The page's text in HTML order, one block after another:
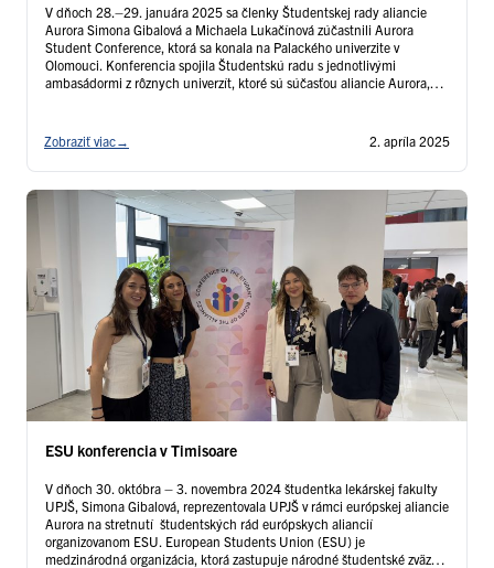
V dňoch 28.–29. januára 2025 sa členky Študentskej rady aliancie
Aurora Simona Gibalová a Michaela Lukačínová zúčastnili Aurora
Student Conference, ktorá sa konala na Palackého univerzite v
Olomouci. Konferencia spojila Študentskú radu s jednotlivými
ambasádormi z rôznych univerzít, ktoré sú súčasťou aliancie Aurora,
Zobraziť viac→ 2. apríla 2025
ESU konferencia v Timisoare
V dňoch 30. októbra – 3. novembra 2024 študentka lekárskej fakulty
UPJŠ, Simona Gibalová, reprezentovala UPJŠ v rámci európskej aliancie
Aurora na stretnutí študentských rád európskych aliancií
organizovanom ESU. European Students Union (ESU) je
medzinárodná organizácia, ktorá zastupuje národné študentské zväzy z